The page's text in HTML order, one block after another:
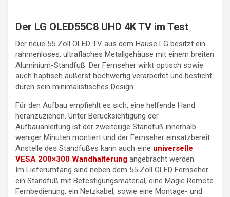
Der LG OLED55C8 UHD 4K TV im Test
Der neue 55 Zoll OLED TV aus dem Hause LG besitzt ein
rahmenloses, ultraflaches Metallgehäuse mit einem breiten
Aluminium-Standfuß. Der Fernseher wirkt optisch sowie
auch haptisch äußerst hochwertig verarbeitet und besticht
durch sein minimalistisches Design.
Für den Aufbau empfiehlt es sich, eine helfende Hand
heranzuziehen. Unter Berücksichtigung der
Aufbauanleitung ist der zweiteilige Standfuß innerhalb
weniger Minuten montiert und der Fernseher einsatzbereit.
Anstelle des Standfußes kann auch eine universelle
VESA 200×300 Wandhalterung angebracht werden.
Im Lieferumfang sind neben dem 55 Zoll OLED Fernseher
ein Standfuß mit Befestigungsmaterial, eine Magic Remote
Fernbedienung, ein Netzkabel, sowie eine Montage- und